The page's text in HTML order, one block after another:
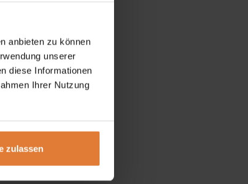
anbieten zu können
unserer
diese Informationen
Ihrer Nutzung
zulassen